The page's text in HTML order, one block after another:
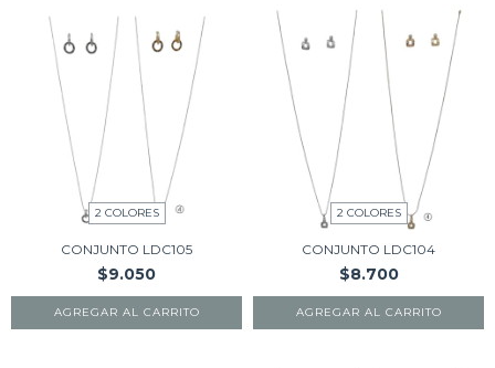
2 COLORES
CONJUNTO LDC105
$9.050
AGREGAR AL CARRITO
2 COLORES
CONJUNTO LDC104
$8.700
AGREGAR AL CARRITO